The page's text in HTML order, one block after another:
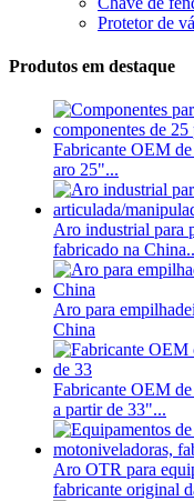
Protetor de
Produtos em destaque
Fabricante OEM
aro 25"...
Aro industrial para
fabricado na
Aro para
China
Fabricante OEM
a partir de 33"...
Aro OTR para
fabricante original